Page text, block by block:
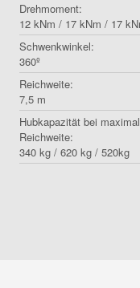
Drehmoment:
12 kNm / 17 kNm / 17
Schwenkwinkel:
360º
Reichweite:
7,5 m
Hubkapazität bei
Reichweite:
340 kg / 620 kg / 520kg